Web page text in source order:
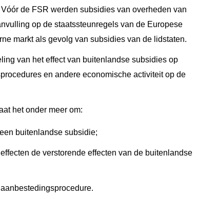
de FSR werden subsidies van overheden van
op de staatssteunregels van de Europese
markt als gevolg van subsidies van de lidstaten.
van het effect van buitenlandse subsidies op
en andere economische activiteit op de
het onder meer om:
buitenlandse subsidie;
de verstorende effecten van de buitenlandse